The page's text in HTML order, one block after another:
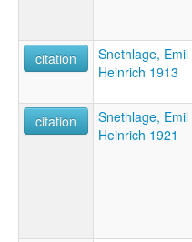
citation
Snethlage, Emil
Heinrich 1913
citation
Snethlage, Emil
Heinrich 1921